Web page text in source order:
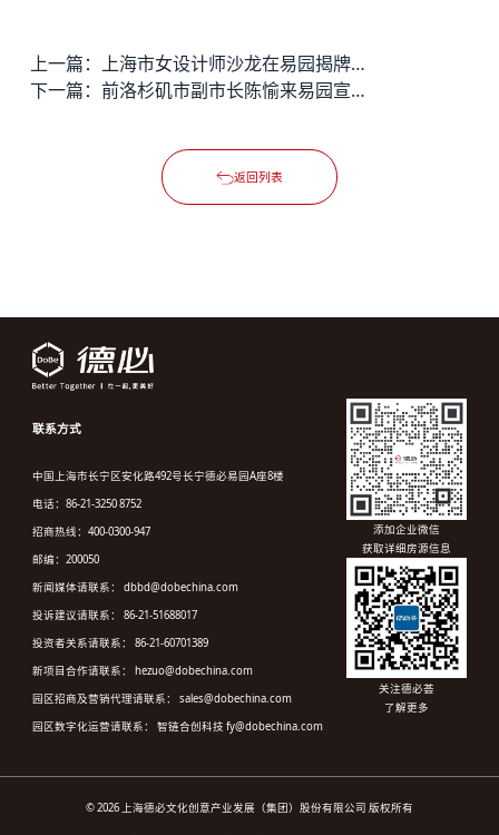
上一篇：
上海市女设计师沙龙在易园揭牌成立
下一篇：
前洛杉矶市副市长陈愉来易园宣讲
返回列表
联系方式
中国上海市长宁区安化路492号长宁德必易园A座8楼
电话：86-21-3250 8752
招商热线：400-0300-947
邮编：200050
新闻媒体请联系： dbbd@dobechina.com
投诉建议请联系： 86-21-51688017
投资者关系请联系： 86-21-60701389
新项目合作请联系： hezuo@dobechina.com
园区招商及营销代理请联系： sales@dobechina.com
园区数字化运营请联系： 智链合创科技 fy@dobechina.com
添加企业微信
获取详细房源信息
关注德必荟
了解更多
© 2026 上海德必文化创意产业发展（集团）股份有限公司 版权所有